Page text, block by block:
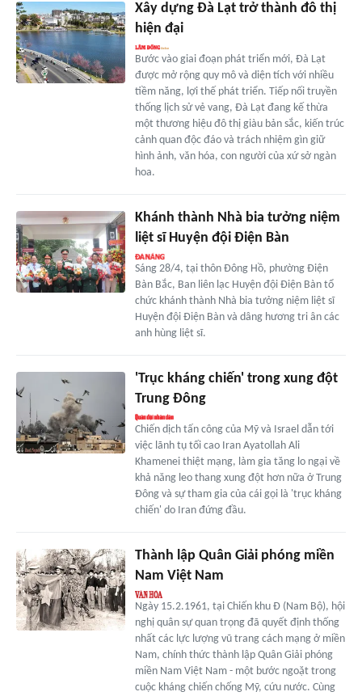
Xây dựng Đà Lạt trở thành đô thị
hiện đại
Bước vào giai đoạn phát triển mới, Đà Lạt
được mở rộng quy mô và diện tích với nhiều
tiềm năng, lợi thế phát triển. Tiếp nối truyền
thống lịch sử vẻ vang, Đà Lạt đang kế thừa
một thương hiệu đô thị giàu bản sắc, kiến trúc
cảnh quan độc đáo và trách nhiệm gìn giữ
hình ảnh, văn hóa, con người của xứ sở ngàn
hoa.
Khánh thành Nhà bia tưởng niệm
liệt sĩ Huyện đội Điện Bàn
Sáng 28/4, tại thôn Đông Hồ, phường Điện
Bàn Bắc, Ban liên lạc Huyện đội Điện Bàn tổ
chức khánh thành Nhà bia tưởng niệm liệt sĩ
Huyện đội Điện Bàn và dâng hương tri ân các
anh hùng liệt sĩ.
'Trục kháng chiến' trong xung đột
Trung Đông
Chiến dịch tấn công của Mỹ và Israel dẫn tới
việc lãnh tụ tối cao Iran Ayatollah Ali
Khamenei thiệt mạng, làm gia tăng lo ngại về
khả năng leo thang xung đột hơn nữa ở Trung
Đông và sự tham gia của cái gọi là 'trục kháng
chiến' do Iran đứng đầu.
Thành lập Quân Giải phóng miền
Nam Việt Nam
Ngày 15.2.1961, tại Chiến khu Đ (Nam Bộ), hội
nghị quân sự quan trọng đã quyết định thống
nhất các lực lượng vũ trang cách mạng ở miền
Nam, chính thức thành lập Quân Giải phóng
miền Nam Việt Nam - một bước ngoặt trong
cuộc kháng chiến chống Mỹ, cứu nước. Cùng